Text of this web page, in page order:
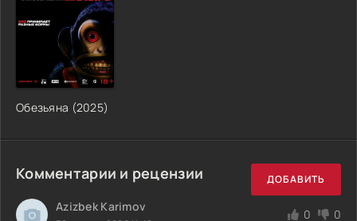
Обезьяна (2025)
Комментарии и рецензии ДОБАВИТЬ
Azizbek Karimov
0 0